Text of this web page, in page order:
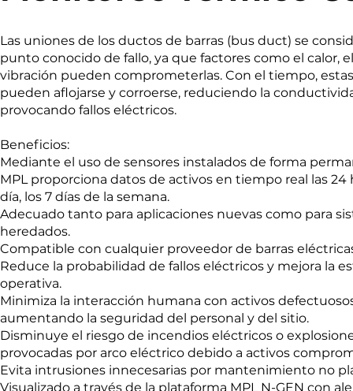
Las uniones de los ductos de barras (bus duct) se
punto conocido de fallo, ya que factores como el calor,
vibración pueden comprometerlas. Con el tiempo,
pueden aflojarse y corroerse, reduciendo la
provocando fallos eléctricos.
Beneficios:
Mediante el uso de sensores instalados de forma
MPL proporciona datos de activos en tiempo real las 24
día, los 7 días de la semana.
Adecuado tanto para aplicaciones nuevas como para
heredados.
Compatible con cualquier proveedor de barras
Reduce la probabilidad de fallos eléctricos y mejora la
operativa.
Minimiza la interacción humana con activos
aumentando la seguridad del personal y del sitio.
Disminuye el riesgo de incendios eléctricos o
provocadas por arco eléctrico debido a activos
Evita intrusiones innecesarias por mantenimiento no
Visualizado a través de la plataforma MPL N-GEN con